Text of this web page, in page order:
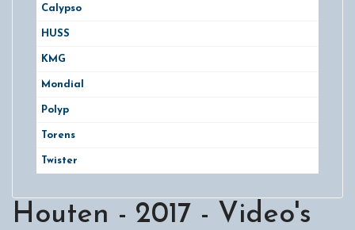
Calypso
HUSS
KMG
Mondial
Polyp
Torens
Twister
Houten - 2017 - Video's